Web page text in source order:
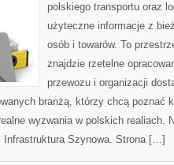
polskiego transportu oraz
użyteczne informacje z
osób i towarów. To
znajdzie rzetelne
przewozu i organizacji
branżą, którzy chcą poznać
wyzwania w polskich realiach.
Infrastruktura Szynowa. Strona […]